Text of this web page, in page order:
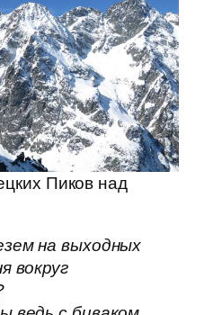
Пиков над
на выходных
вокруг